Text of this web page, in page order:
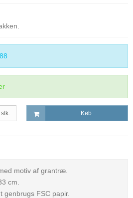
stk. Køb
motiv af grantræ.
cm.
genbrugs FSC papir.